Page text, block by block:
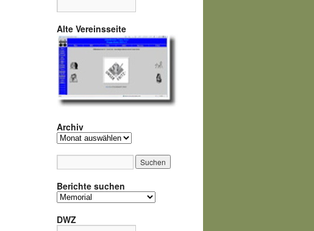
Alte Vereinsseite
Archiv
Archiv
Berichte suchen
Berichte
DWZ